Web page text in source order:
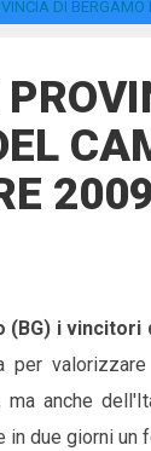
DI
2009
(BG) i
per
ma anche
in due giorni